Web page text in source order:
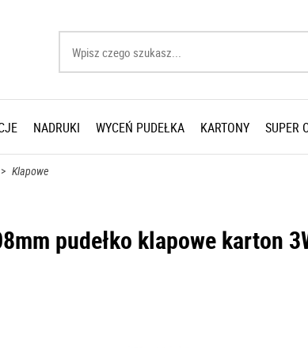
NADRUKI WYCEŃ PUDEŁKA KARTONY SUPER
> Klapowe
pudełko klapowe karton